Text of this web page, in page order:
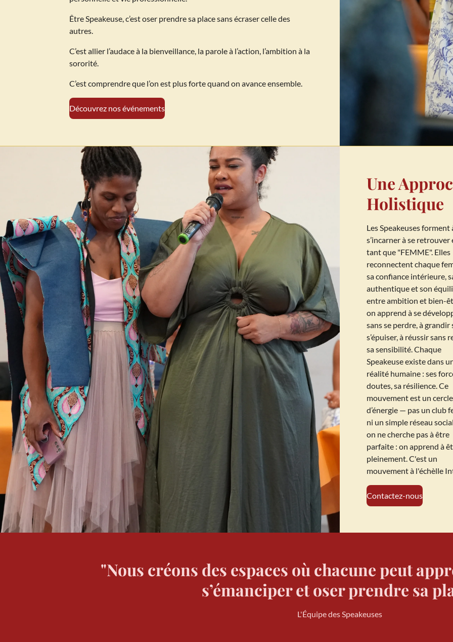
Être Speakeuse, c’est oser prendre sa place sans écraser celle des
autres.
C’est allier l’audace à la bienveillance, la parole à l’action, l’ambition à la
sororité.
C’est comprendre que l’on est plus forte quand on avance ensemble.
Découvrez nos événements
Une
Holistique
Les Speakeuses forment
s’incarner à se retrouver
tant que "FEMME". Elles
reconnectent chaque
sa confiance intérieure,
authentique et son
entre ambition et bien-
on apprend à se
sans se perdre, à grandir
s’épuiser, à réussir sans
sa sensibilité. Chaque
Speakeuse existe dans
réalité humaine : ses
doutes, sa résilience. Ce
mouvement est un cercle
d’énergie — pas un club
ni un simple réseau
on ne cherche pas à être
parfaite : on apprend à
pleinement. C'est un
mouvement à l'échèlle
Contactez-nous
"Nous créons des espaces où chacune peut
s’émanciper et oser prendre sa
L'Équipe des Speakeuses